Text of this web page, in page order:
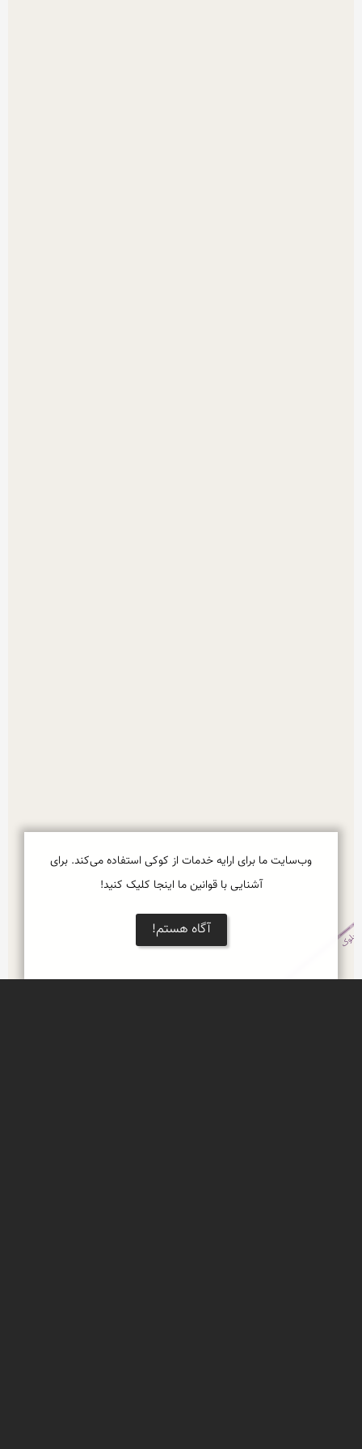
وب‌سایت ما برای ارایه خدمات از کوکی استفاده می‌کند. برای
آشنایی با قوانین ما اینجا کلیک کنید!
آگاه هستم!